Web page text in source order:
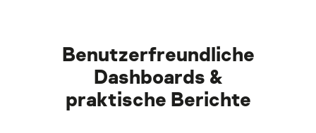
Benutzerfreundliche
Dashboards &
praktische Berichte